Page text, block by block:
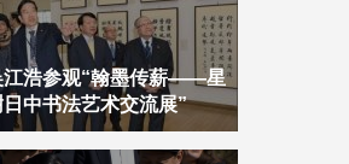
江浩参观“翰墨传薪——星
中书法艺术交流展”